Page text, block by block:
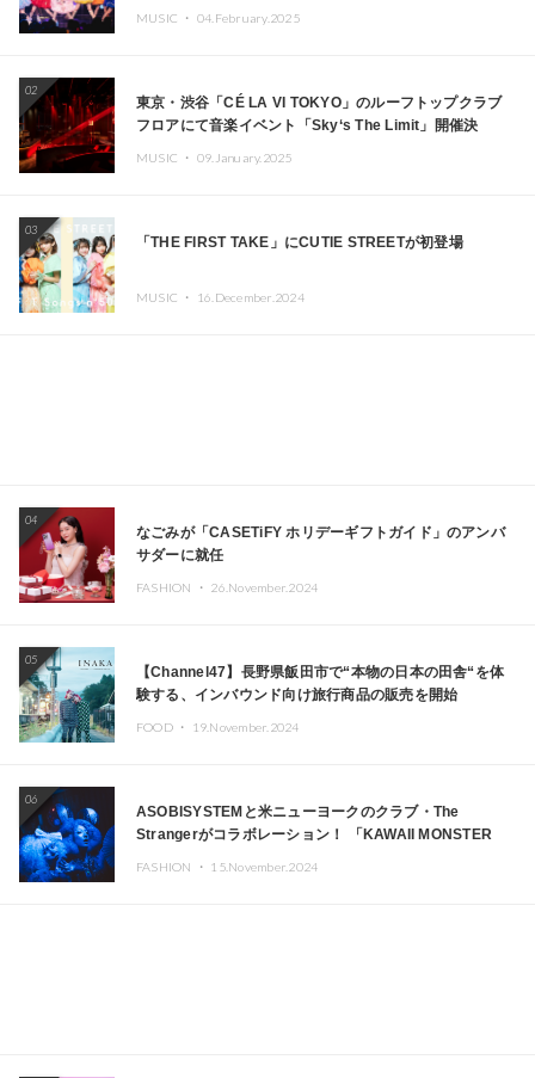
MUSIC ・ 04.February.2025
02
東京・渋谷「CÉ LA VI TOKYO」のルーフトップクラブ
フロアにて音楽イベント「Sky‘s The Limit」開催決
MUSIC ・ 09.January.2025
03
「THE FIRST TAKE」にCUTIE STREETが初登場
MUSIC ・ 16.December.2024
04
なごみが「CASETiFY ホリデーギフトガイド」のアンバ
サダーに就任
FASHION ・ 26.November.2024
05
【Channel47】長野県飯田市で“本物の日本の田舎“を体
験する、インバウンド向け旅行商品の販売を開始
FOOD ・ 19.November.2024
06
ASOBISYSTEMと米ニューヨークのクラブ・The
Strangerがコラボレーション！ 「KAWAII MONSTER
FASHION ・ 15.November.2024